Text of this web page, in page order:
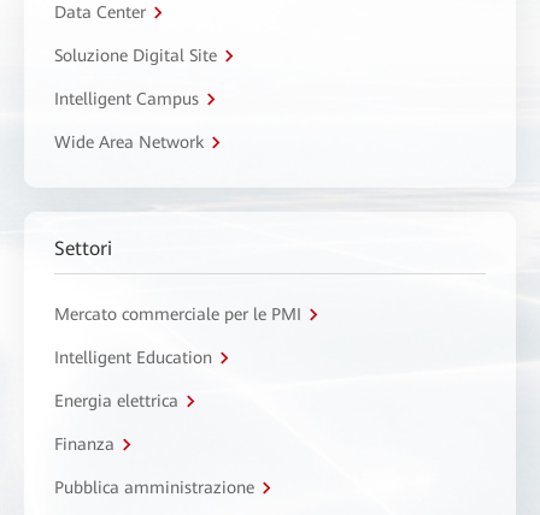
Data Center
Soluzione Digital Site
Intelligent Campus
Wide Area Network
Settori
Mercato commerciale per le PMI
Intelligent Education
Energia elettrica
Finanza
Pubblica amministrazione